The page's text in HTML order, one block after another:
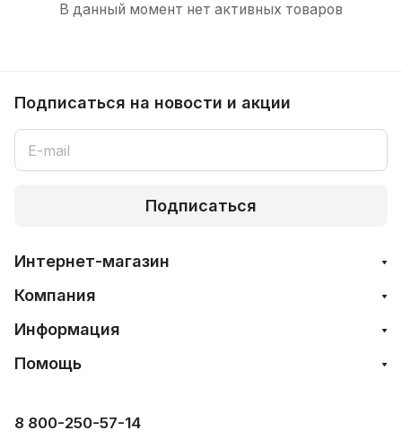
В данный момент нет активных товаров
Подписаться на новости и акции
Подписаться
Интернет-магазин
Компания
Информация
Помощь
8 800-250-57-14